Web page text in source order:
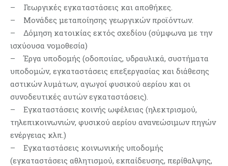
– Γεωργικές εγκαταστάσεις και αποθήκες.
– Μονάδες μεταποίησης γεωργικών προϊόντων.
– Δόμηση κατοικίας εκτός σχεδίου (σύμφωνα με την
ισχύουσα νομοθεσία)
– Έργα υποδομής (οδοποιίας, υδραυλικά, συστήματα
υποδομών, εγκαταστάσεις επεξεργασίας και διάθεσης
αστικών λυμάτων, αγωγοί φυσικού αερίου και οι
συνοδευτικές αυτών εγκαταστάσεις).
– Εγκαταστάσεις κοινής ωφέλειας (ηλεκτρισμού,
τηλεπικοινωνιών, φυσικού αερίου ανανεώσιμων πηγών
ενέργειας κλπ.)
– Εγκαταστάσεις κοινωνικής υποδομής
(εγκαταστάσεις αθλητισμού, εκπαίδευσης, περίθαλψης,